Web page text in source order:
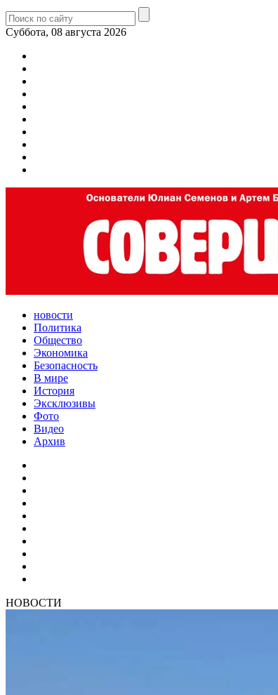
Суббота, 08 августа 2026
новости
Политика
Общество
Экономика
Безопасность
В мире
История
Эксклюзивы
Фото
Видео
Архив
НОВОСТИ